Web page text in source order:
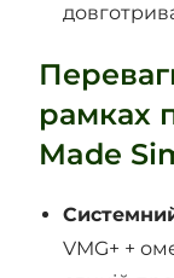
рамках
Made
VMG+ +